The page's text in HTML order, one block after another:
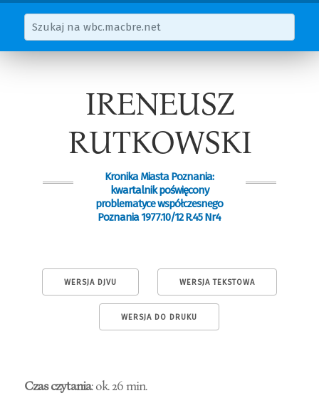
IRENEUSZ
RUTKOWSKI
Kronika Miasta Poznania:
kwartalnik poświęcony
problematyce współczesnego
Poznania 1977.10/12 R.45 Nr4
WERSJA DJVU WERSJA TEKSTOWA
WERSJA DO DRUKU
Czas czytania: ok. 26 min.